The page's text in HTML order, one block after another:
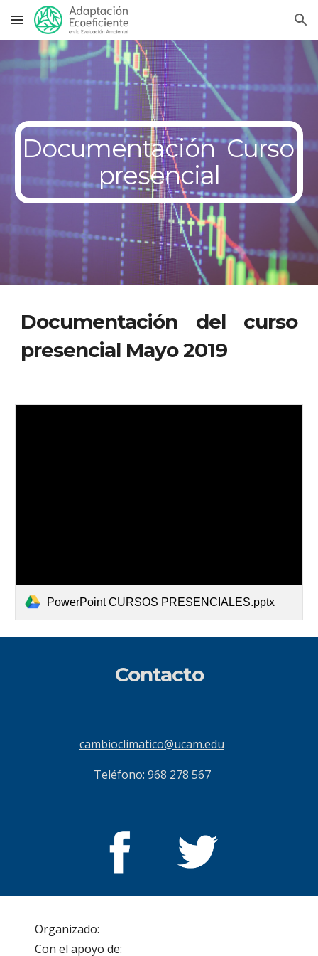
Skip to main content Skip to navigation
Documentación  Curso
presencial
Documentación del curso
presencial Mayo 2019
PowerPoint CURSOS PRESENCIALES.pptx
Contacto
cambioclimatico@ucam.edu
Teléfono: 968 278 567
Organizado:
Con el apoyo de: